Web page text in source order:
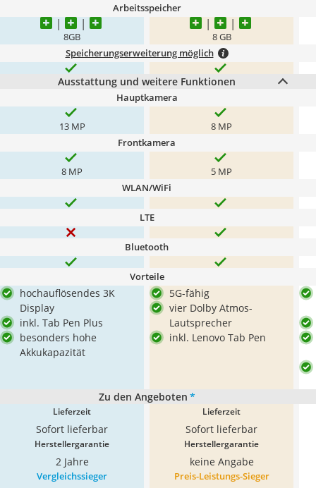
Arbeitsspeicher
8GB 8 GB
Speicherungserweiterung möglich
Ausstattung und weitere Funktionen
Hauptkamera
13 MP 8 MP
Frontkamera
8 MP 5 MP
WLAN/WiFi
LTE
Bluetooth
Vorteile
hochauflösendes 3K
Display
inkl. Tab Pen Plus
besonders hohe
Akkukapazität
5G-fähig
vier Dolby Atmos-
Lautsprecher
inkl. Lenovo Tab Pen
Zu den Angeboten *
Lieferzeit
Sofort lieferbar
Lieferzeit
Sofort lieferbar
Herstellergarantie
2 Jahre
Herstellergarantie
keine Angabe
Vergleichssieger Preis-Leistungs-Sieger